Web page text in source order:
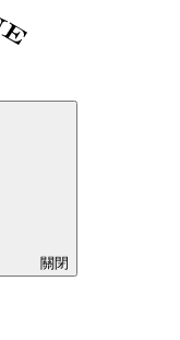
關閉